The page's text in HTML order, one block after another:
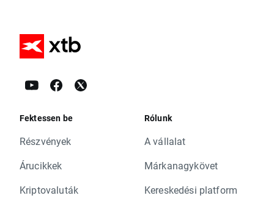
Fektessen be
Részvények
Árucikkek
Kriptovaluták
Rólunk
A vállalat
Márkanagykövet
Kereskedési platform